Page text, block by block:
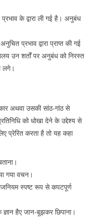
के द्वारा ली गई है। अनुबंध
प्रभाव द्वारा प्राप्त की गई
उन शर्तों पर अनुबंध को निरस्त
लगे।
अथवा उसकी सांठ-गांठ से
को धोखा देने के उद्देश्य से
प्रेरित करता है तो यह कहा
गया वचन।
स्पष्ट रूप से कपटपूर्ण
हैए जान-बूझकर छिपाना।